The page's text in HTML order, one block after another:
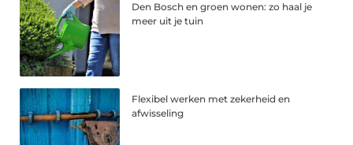
Den Bosch en groen wonen: zo haal je
meer uit je tuin
Flexibel werken met zekerheid en
afwisseling